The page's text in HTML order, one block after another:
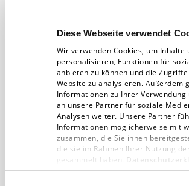
Diese Webseite verwendet
Wir verwenden Cookies, um Inhalte
personalisieren, Funktionen für
anbieten zu können und die
Website zu analysieren. Außerdem
Informationen zu Ihrer Verwendung
an unsere Partner für soziale
Analysen weiter. Unsere Partner
Informationen möglicherweise mit
zusammen, die Sie ihnen
die sie im Rahmen Ihrer Nutzung
gesammelt haben.
Impressum
Solidaritätskundgebungen hat
< 1 min
Nachrichten nach Jahr filtern
2026
August (1)